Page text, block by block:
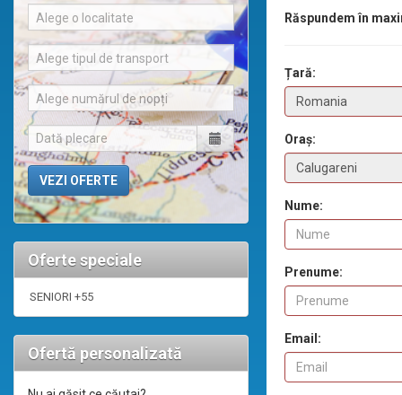
Alege o localitate
Alege tipul de transport
Alege numărul de nopți
Oferte speciale
SENIORI +55
Ofertă personalizată
Răspundem în
Țară:
Oraș:
Nume:
Prenume:
Email: